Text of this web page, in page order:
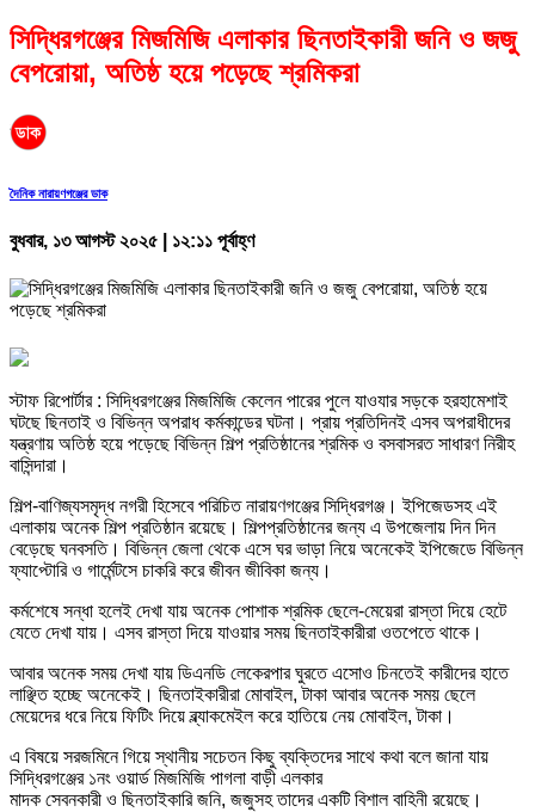
সিদ্ধিরগঞ্জের মিজমিজি এলাকার ছিনতাইকারী জনি ও জজু
বেপরোয়া, অতিষ্ঠ হয়ে পড়েছে শ্রমিকরা
দৈনিক নারায়ণগঞ্জের ডাক
বুধবার, ১৩ আগস্ট ২০২৫ | ১২:১১ পূর্বাহ্ণ
স্টাফ রিপোর্টার : সিদ্ধিরগঞ্জের মিজমিজি কেলেন পারের পুলে যাওযার সড়কে হরহামেশাই
ঘটছে ছিনতাই ও বিভিন্ন অপরাধ কর্মকান্ডের ঘটনা। প্রায় প্রতিদিনই এসব অপরাধীদের
যন্ত্রণায় অতিষ্ঠ হয়ে পড়েছে বিভিন্ন শিল্প প্রতিষ্ঠানের শ্রমিক ও বসবাসরত সাধারণ নিরীহ
বাসিন্দারা।
শিল্প-বাণিজ্যসমৃদ্ধ নগরী হিসেবে পরিচিত নারায়ণগঞ্জের সিদ্ধিরগঞ্জ। ইপিজেডসহ এই
এলাকায় অনেক শিল্প প্রতিষ্ঠান রয়েছে। শিল্পপ্রতিষ্ঠানের জন্য এ উপজেলায় দিন দিন
বেড়েছে ঘনবসতি। বিভিন্ন জেলা থেকে এসে ঘর ভাড়া নিয়ে অনেকেই ইপিজেডে বিভিন্ন
ফ্যাপ্টোরি ও গার্মেন্টসে চাকরি করে জীবন জীবিকা জন্য।
কর্মশেষে সন্ধা হলেই দেখা যায় অনেক পোশাক শ্রমিক ছেলে-মেয়েরা রাস্তা দিয়ে হেটে
যেতে দেখা যায়। এসব রাস্তা দিয়ে যাওয়ার সময় ছিনতাইকারীরা ওতপেতে থাকে।
আবার অনেক সময় দেখা যায় ডিএনডি লেকেরপার ঘুরতে এসোও চিনতেই কারীদের হাতে
লাঞ্ছিত হচ্ছে অনেকেই। ছিনতাইকারীরা মোবাইল, টাকা আবার অনেক সময় ছেলে
মেয়েদের ধরে নিয়ে ফিটিং দিয়ে ব্ল্যাকমেইল করে হাতিয়ে নেয় মোবাইল, টাকা।
এ বিষয়ে সরজমিনে গিয়ে স্থানীয় সচেতন কিছু ব্যক্তিদের সাথে কথা বলে জানা যায়
সিদ্ধিরগঞ্জের ১নং ওয়ার্ড মিজমিজি পাগলা বাড়ী এলকার
মাদক সেবনকারী ও ছিনতাইকারি জনি, জজুসহ তাদের একটি বিশাল বাহিনী রয়েছে।